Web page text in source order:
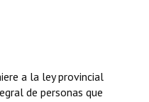
a la ley provincial
de personas que